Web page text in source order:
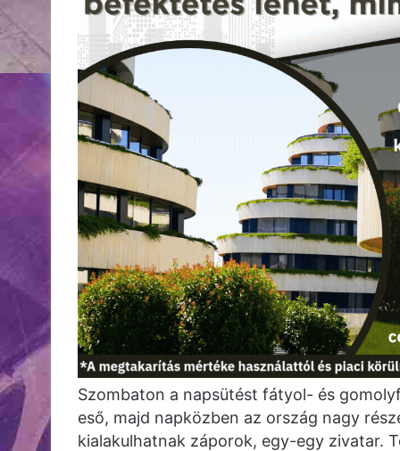
Szombaton a napsütést fátyol- és
eső, majd napközben az ország nagy
kialakulhatnak záporok, egy-egy zivatar.